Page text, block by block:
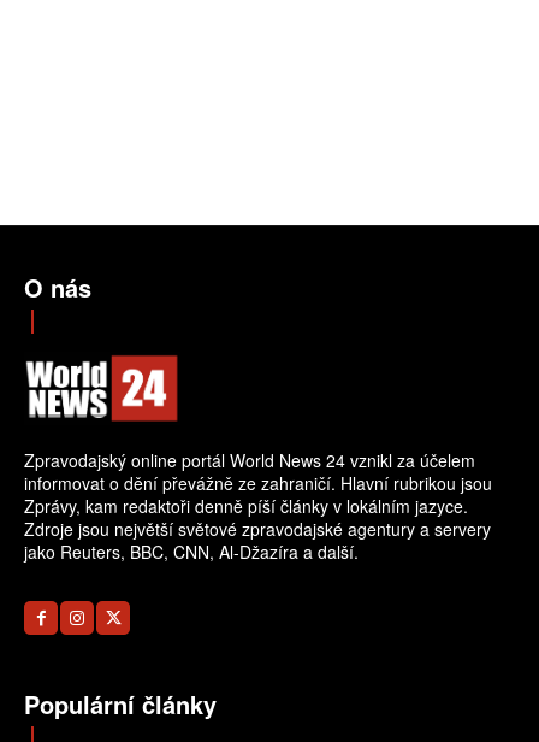
O nás
Zpravodajský online portál World News 24 vznikl za účelem
informovat o dění převážně ze zahraničí. Hlavní rubrikou jsou
Zprávy, kam redaktoři denně píší články v lokálním jazyce.
Zdroje jsou největší světové zpravodajské agentury a servery
jako Reuters, BBC, CNN, Al-Džazíra a další.
Populární články